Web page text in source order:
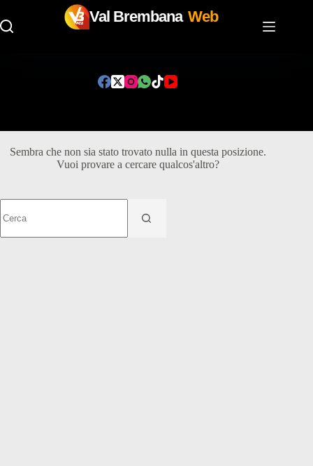
Val Brembana Web
Sembra che non sia stato trovato nulla in questa posizione.
Vuoi provare a cercare qualcos'altro?
risultato